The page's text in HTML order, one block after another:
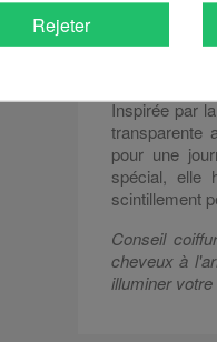
un
Une
Inspirée par
transparente
pour une
spécial, elle
scintillement
Conseil
cheveux à
illuminer votre
Rejeter